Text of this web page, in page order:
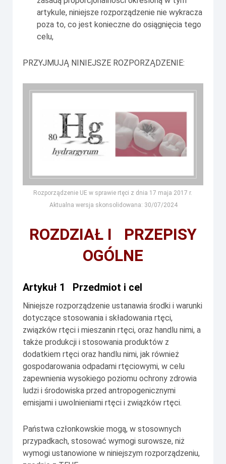
artykule, niniejsze rozporządzenie nie wykracza
poza to, co jest konieczne do osiągnięcia tego
celu,
PRZYJMUJĄ NINIEJSZE ROZPORZĄDZENIE:
Rozporządzenie UE w sprawie rtęci z dnia 17 maja 2017 r.
Aktualna wersja skonsolidowana: 30/07/2024
ROZDZIAŁ I PRZEPISY
OGÓLNE
Artykuł 1 Przedmiot i cel
Niniejsze rozporządzenie ustanawia środki i warunki
dotyczące stosowania i składowania rtęci,
związków rtęci i mieszanin rtęci, oraz handlu nimi, a
także produkcji i stosowania produktów z
dodatkiem rtęci oraz handlu nimi, jak również
gospodarowania odpadami rtęciowymi, w celu
zapewnienia wysokiego poziomu ochrony zdrowia
ludzi i środowiska przed antropogenicznymi
emisjami i uwolnieniami rtęci i związków rtęci.
Państwa członkowskie mogą, w stosownych
przypadkach, stosować wymogi surowsze, niż
wymogi ustanowione w niniejszym rozporządzeniu,